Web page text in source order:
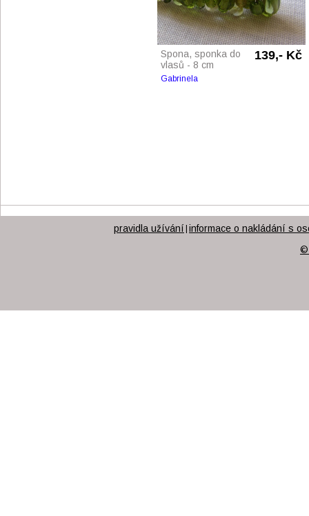
Spona, sponka do
vlasů - 8 cm
139,- Kč
Gabrinela
pravidla užívání informace o nakládání s
©